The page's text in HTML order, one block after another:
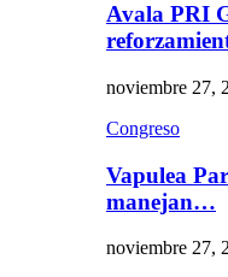
Avala PRI
noviembre 27,
Congreso
Vapulea
manejan…
noviembre 27,